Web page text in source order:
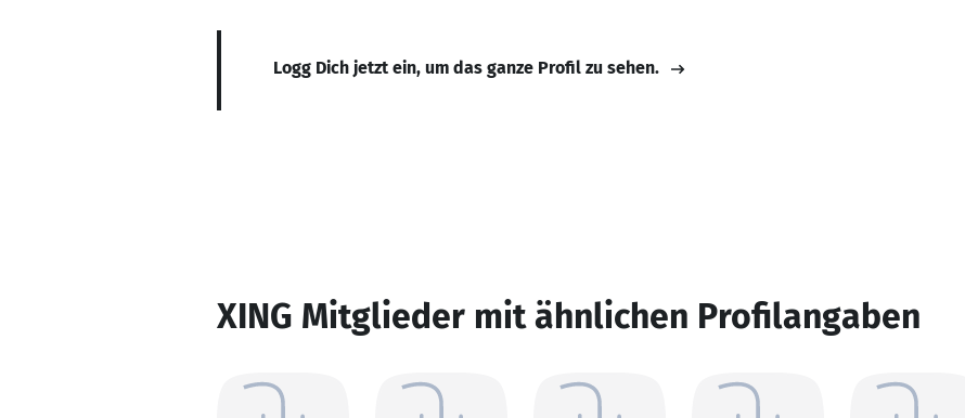
Logg Dich jetzt ein, um das ganze Profil zu sehen.
XING Mitglieder mit ähnlichen Profilangaben